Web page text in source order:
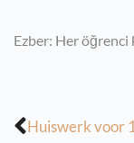
Ezber: Her öğrenci
Huiswerk voor